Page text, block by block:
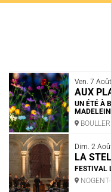
Ven. 7 Août
AUX
UN ÉTÉ À
Dim. 2
LA
FESTIVAL